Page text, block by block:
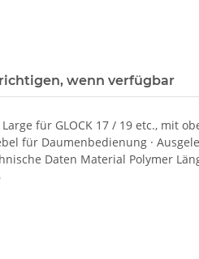
wenn verfügbar
für GLOCK 17 / 19 etc., mit
für Daumenbedienung ·
Daten Material Polymer